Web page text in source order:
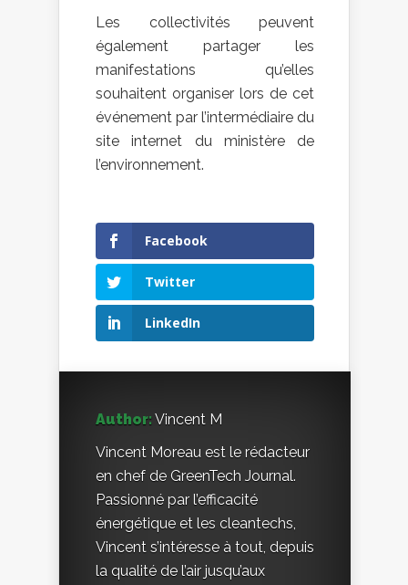
Les collectivités peuvent
également partager les
manifestations qu’elles
souhaitent organiser lors de cet
événement par l’intermédiaire du
site internet du ministère de
l’environnement.
Facebook
Twitter
LinkedIn
Author: Vincent M
Vincent Moreau est le rédacteur
en chef de GreenTech Journal.
Passionné par l’efficacité
énergétique et les cleantechs,
Vincent s’intéresse à tout, depuis
la qualité de l’air jusqu’aux